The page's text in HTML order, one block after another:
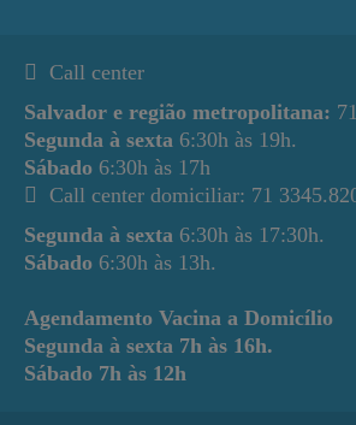
Call center
Salvador e região metropolitana:
Segunda à sexta 6:30h às 19h.
Sábado 6:30h às 17h
Call center domiciliar: 71
Segunda à sexta 6:30h às 17:30h.
Sábado 6:30h às 13h.
Agendamento Vacina a Domicílio
Segunda à sexta 7h às 16h.
Sábado 7h às 12h